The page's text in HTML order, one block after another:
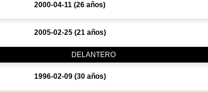
2000-04-11 (26 años)
2005-02-25 (21 años)
DELANTERO
1996-02-09 (30 años)